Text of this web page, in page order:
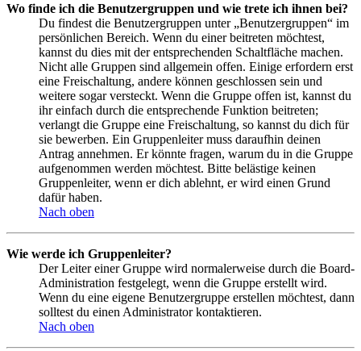
Wo finde ich die Benutzergruppen und wie trete ich ihnen bei?
Du findest die Benutzergruppen unter „Benutzergruppen“ im
persönlichen Bereich. Wenn du einer beitreten möchtest,
kannst du dies mit der entsprechenden Schaltfläche machen.
Nicht alle Gruppen sind allgemein offen. Einige erfordern erst
eine Freischaltung, andere können geschlossen sein und
weitere sogar versteckt. Wenn die Gruppe offen ist, kannst du
ihr einfach durch die entsprechende Funktion beitreten;
verlangt die Gruppe eine Freischaltung, so kannst du dich für
sie bewerben. Ein Gruppenleiter muss daraufhin deinen
Antrag annehmen. Er könnte fragen, warum du in die Gruppe
aufgenommen werden möchtest. Bitte belästige keinen
Gruppenleiter, wenn er dich ablehnt, er wird einen Grund
dafür haben.
Nach oben
Wie werde ich Gruppenleiter?
Der Leiter einer Gruppe wird normalerweise durch die Board-
Administration festgelegt, wenn die Gruppe erstellt wird.
Wenn du eine eigene Benutzergruppe erstellen möchtest, dann
solltest du einen Administrator kontaktieren.
Nach oben